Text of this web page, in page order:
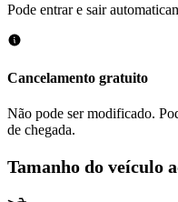
Pode entrar e sair
Cancelamento gratuito
Não pode ser modificado.
de chegada.
Tamanho do veículo